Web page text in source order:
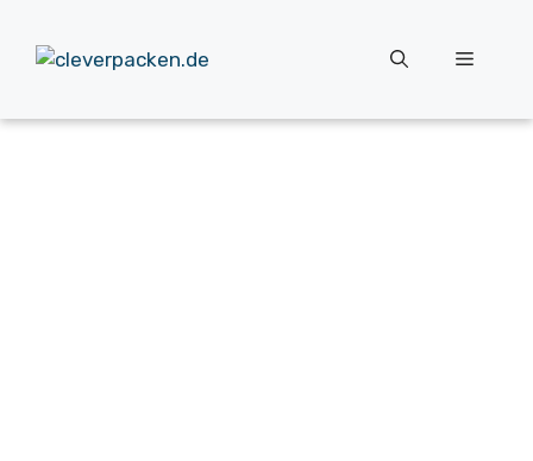
Inhalt
springen
Menü